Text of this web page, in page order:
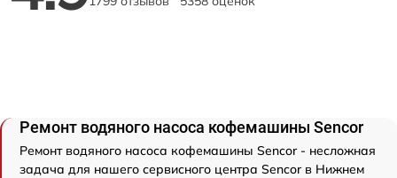
Ремонт водяного насоса кофемашины Sencor
Ремонт водяного насоса кофемашины Sencor - несложная
задача для нашего сервисного центра Sencor в Нижнем